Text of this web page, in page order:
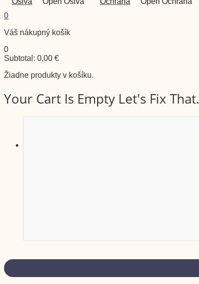
0
Váš nákupný košík
0
Subtotal: 0,00 €
Žiadne produkty v košíku.
Your Cart Is Empty Let's Fix That.